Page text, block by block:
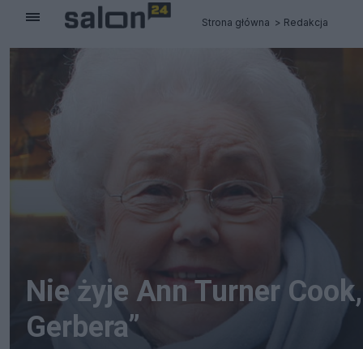
Strona główna Redakcja
Nie żyje Ann Turner
Gerbera”